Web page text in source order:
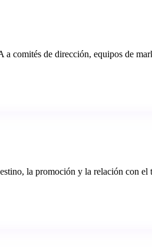
comités de dirección, equipos de
la promoción y la relación con el